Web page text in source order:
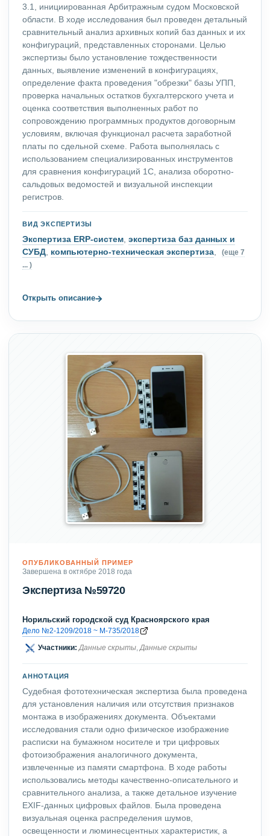
3.1, инициированная Арбитражным судом Московской
области. В ходе исследования был проведен детальный
сравнительный анализ архивных копий баз данных и их
конфигураций, представленных сторонами. Целью
экспертизы было установление тождественности
данных, выявление изменений в конфигурациях,
определение факта проведения "обрезки" базы УПП,
проверка начальных остатков бухгалтерского учета и
оценка соответствия выполненных работ по
сопровождению программных продуктов договорным
условиям, включая функционал расчета заработной
платы по сдельной схеме. Работа выполнялась с
использованием специализированных инструментов
для сравнения конфигураций 1С, анализа оборотно-
сальдовых ведомостей и визуальной инспекции
регистров.
ВИД ЭКСПЕРТИЗЫ
Экспертиза ERP-систем, экспертиза баз данных и
СУБД, компьютерно-техническая экспертиза,
(еще 7
... )
Открыть описание→
ОПУБЛИКОВАННЫЙ ПРИМЕР
Завершена в октябре 2018 года
Экспертиза №59720
Норильский городской суд Красноярского края
Дело №2-1209/2018 ~ М-735/2018
Участники: Данные скрыты Данные скрыты
АННОТАЦИЯ
Судебная фототехническая экспертиза была проведена
для установления наличия или отсутствия признаков
монтажа в изображениях документа. Объектами
исследования стали одно физическое изображение
расписки на бумажном носителе и три цифровых
фотоизображения аналогичного документа,
извлеченные из памяти смартфона. В ходе работы
использовались методы качественно-описательного и
сравнительного анализа, а также детальное изучение
EXIF-данных цифровых файлов. Была проведена
визуальная оценка распределения шумов,
освещенности и люминесцентных характеристик, а